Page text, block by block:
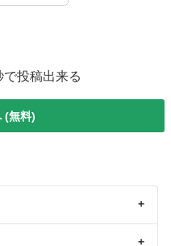
投稿出来る
(無料)